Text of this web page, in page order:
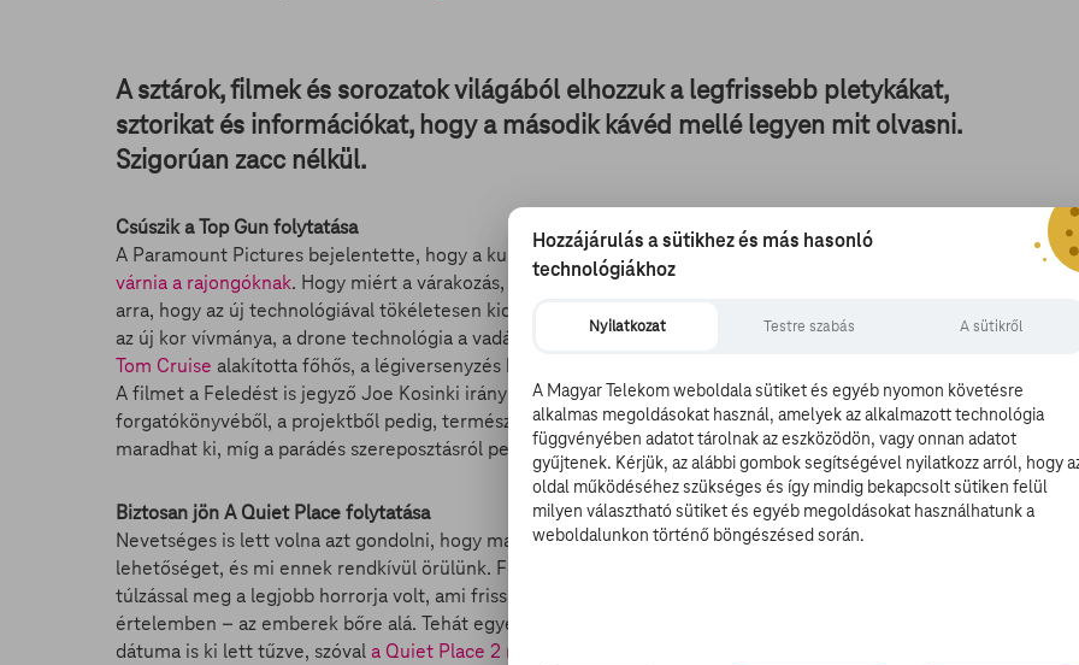
A sztárok, filmek és sorozatok világából elhozzuk a legfrissebb pletykákat,
sztorikat és információkat, hogy a második kávéd mellé legyen mit olvasni.
Szigorúan zacc nélkül.
Csúszik a Top Gun folytatása
A Paramount Pictures bejelentette, hogy a kultikus Top Gun kultikus folytására egészen2020-ig kell majd
várnia a rajongóknak. Hogy miért a várakozás, azt is megindokolták: egyszerűen több idő kell a filmeseknek
arra, hogy az új technológiával tökéletesen kidolgozhassák a Top Gun lényegét. Azt, hogy miként váltja fel
az új kor vívmánya, a drone technológia a vadászpilóták szükségét és létét, s hogy hogyan éli meg például a
Tom Cruise alakította főhős, a légiversenyzés korszakának végét.
A filmet a Feledést is jegyző Joe Kosinki irányítja, Peter Craig, Justin Marks és Eric Warren Singer
forgatókönyvéből, a projektből pedig, természetesen az első rész producere, Jerry Bruckheimer sem
maradhat ki, míg a parádés szereposztásról pedig, már korábban is ódákat zengtünk.
Biztosan jön A Quiet Place folytatása
Nevetséges is lett volna azt gondolni, hogy majd a Paramount Pictures kihagyja az ezüsttálcán kínált
lehetőséget, és mi ennek rendkívül örülünk. Főleg, mert A Quiet Place az utóbbi pár év egyik legjobb, némi
túlzással meg a legjobb horrorja volt, ami friss és kreatív ötlettek és megvalósítással mászott – jó
értelemben – az emberek bőre alá. Tehát egyértelmű, hogy kell egy folytatás, aminek ráadásul már a
dátuma is ki lett tűzve, szóvala Quiet Place 2 nem előbb, mint 2020 május 15-én kerül majd a mozikba
Hozzájárulás a sütikhez és más hasonló
technológiákhoz
Nyilatkozat Testre szabás A sütikről
A Magyar Telekom weboldala sütiket és egyéb nyomon követésre
alkalmas megoldásokat használ, amelyek az alkalmazott technológia
függvényében adatot tárolnak az eszközödön, vagy onnan adatot
gyűjtenek. Kérjük, az alábbi gombok segítségével nyilatkozz arról, hogy
oldal működéséhez szükséges és így mindig bekapcsolt sütiken felül
milyen választható sütiket és egyéb megoldásokat használhatunk a
weboldalunkon történő böngészésed során.